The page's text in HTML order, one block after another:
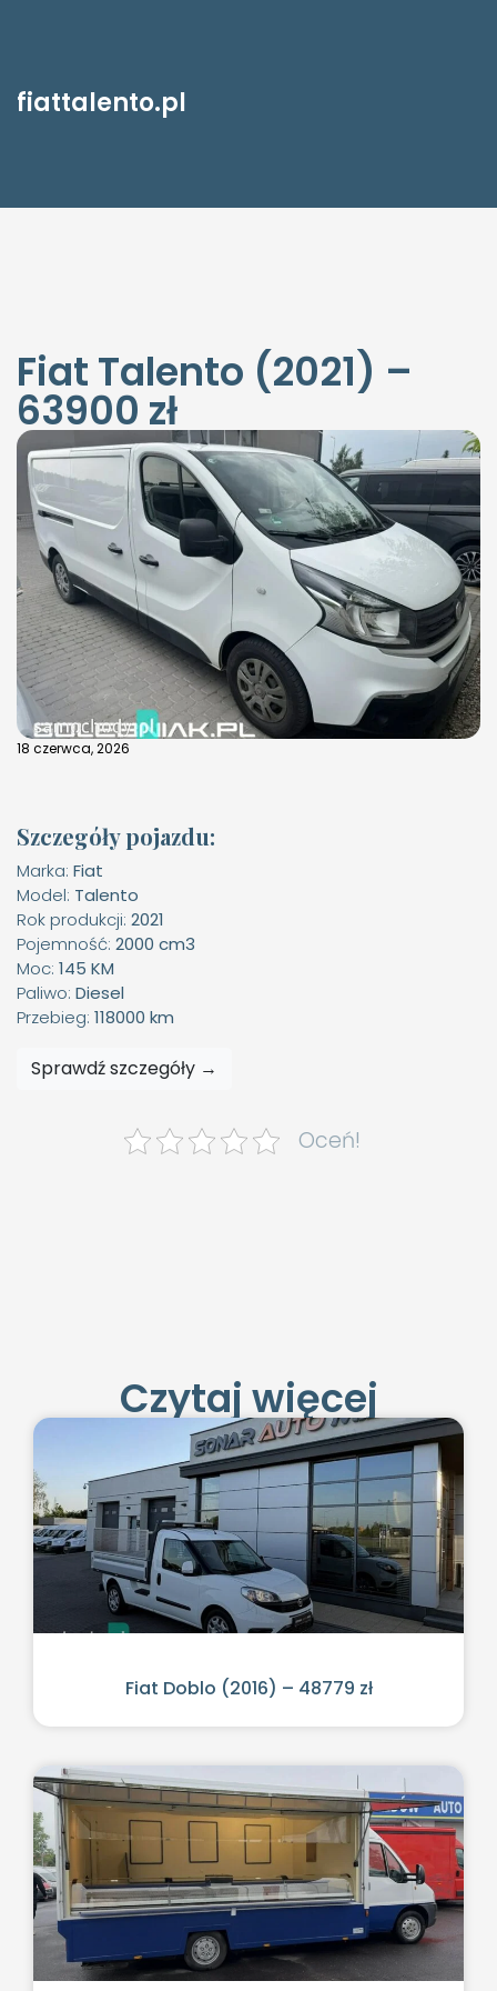
fiattalento.pl
Fiat Talento (2021) –
63900 zł
18 czerwca, 2026
Szczegóły pojazdu:
Marka: Fiat
Model: Talento
Rok produkcji: 2021
Pojemność: 2000 cm3
Moc: 145 KM
Paliwo: Diesel
Przebieg: 118000 km
Sprawdź szczegóły →
Oceń!
Czytaj więcej
Fiat Doblo (2016) – 48779 zł